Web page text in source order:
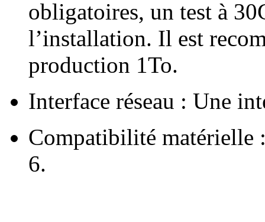
obligatoires, un test à
l’installation. Il est
production 1To.
Interface réseau : Une
Compatibilité matérielle
6.